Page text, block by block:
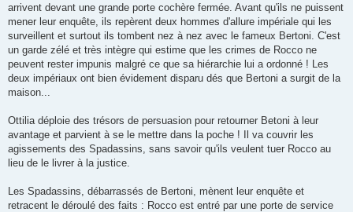
arrivent devant une grande porte cochère fermée. Avant qu'ils ne puissent
mener leur enquête, ils repèrent deux hommes d'allure impériale qui les
surveillent et surtout ils tombent nez à nez avec le fameux Bertoni. C'est
un garde zélé et très intègre qui estime que les crimes de Rocco ne
peuvent rester impunis malgré ce que sa hiérarchie lui a ordonné ! Les
deux impériaux ont bien évidement disparu dés que Bertoni a surgit de la
maison...
Ottilia déploie des trésors de persuasion pour retourner Betoni à leur
avantage et parvient à se le mettre dans la poche ! Il va couvrir les
agissements des Spadassins, sans savoir qu'ils veulent tuer Rocco au
lieu de le livrer à la justice.
Les Spadassins, débarrassés de Bertoni, mènent leur enquête et
retracent le déroulé des faits : Rocco est entré par une porte de service